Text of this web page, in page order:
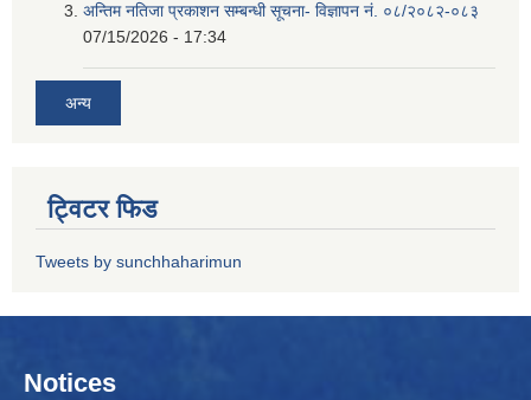
अन्तिम नतिजा प्रकाशन सम्बन्धी सूचना- विज्ञापन नं. ०८/२०८२-०८३
07/15/2026 - 17:34
अन्य
ट्विटर फिड
Tweets by sunchhaharimun
Notices